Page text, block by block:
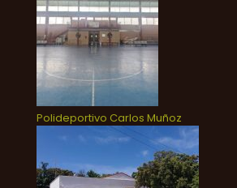
Polideportivo Carlos Muñoz